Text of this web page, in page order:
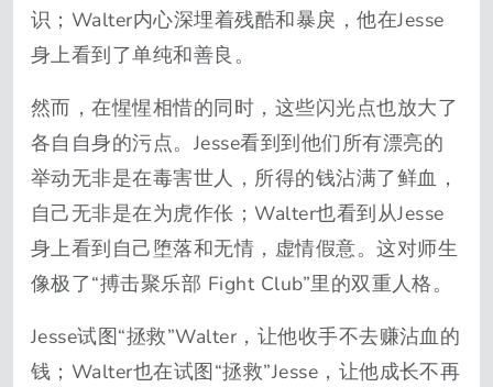
识；Walter内心深埋着残酷和暴戾，他在Jesse
身上看到了单纯和善良。
然而，在惺惺相惜的同时，这些闪光点也放大了
各自自身的污点。Jesse看到到他们所有漂亮的
举动无非是在毒害世人，所得的钱沾满了鲜血，
自己无非是在为虎作伥；Walter也看到从Jesse
身上看到自己堕落和无情，虚情假意。这对师生
像极了“搏击聚乐部 Fight Club”里的双重人格。
Jesse试图“拯救”Walter，让他收手不去赚沾血的
钱；Walter也在试图“拯救”Jesse，让他成长不再